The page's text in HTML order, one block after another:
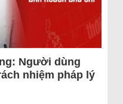
Người dùng
nhiệm pháp lý